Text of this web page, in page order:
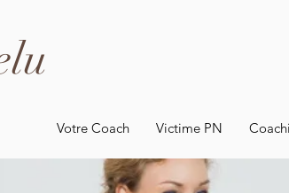
Votre Coach Victime PN